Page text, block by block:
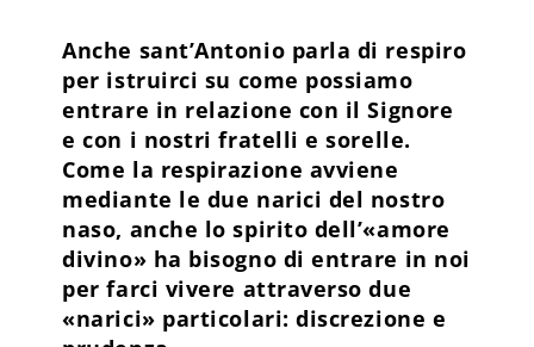
Anche sant’Antonio parla di respiro
per istruirci su come possiamo
entrare in relazione con il Signore
e con i nostri fratelli e sorelle.
Come la respirazione avviene
mediante le due narici del nostro
naso, anche lo spirito dell’«amore
divino» ha bisogno di entrare in noi
per farci vivere attraverso due
«narici» particolari: discrezione e